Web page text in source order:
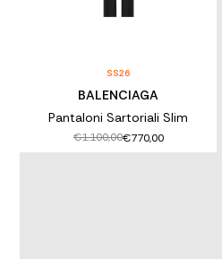
SS26
BALENCIAGA
Pantaloni Sartoriali Slim
€1.100,00€770,00